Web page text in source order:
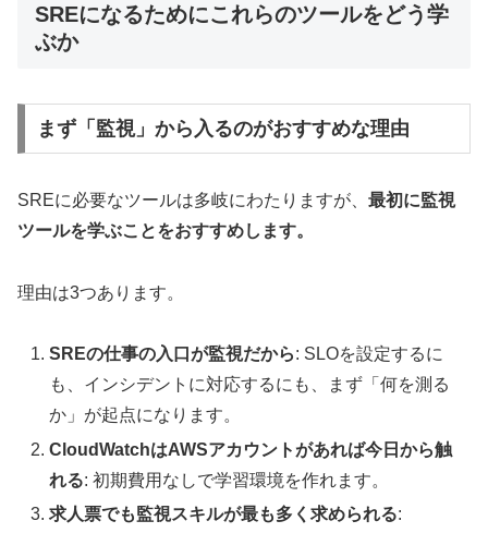
SREになるためにこれらのツールをどう学
ぶか
まず「監視」から入るのがおすすめな理由
SREに必要なツールは多岐にわたりますが、 最初に監視
ツールを学ぶことをおすすめします。
理由は3つあります。
SREの仕事の入口が監視だから: SLOを設定するに
も、インシデントに対応するにも、まず「何を測る
か」が起点になります。
CloudWatchはAWSアカウントがあれば今日から触
れる: 初期費用なしで学習環境を作れます。
求人票でも監視スキルが最も多く求められる: